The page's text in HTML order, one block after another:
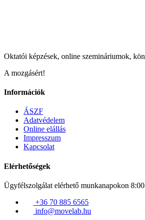
Oktatói képzések, online szemináriumok,
A mozgásért!
Információk
ÁSZF
Adatvédelem
Online elállás
Impresszum
Kapcsolat
Elérhetőségek
Ügyfélszolgálat elérhető munkanapokon
+36 70 885 6565
info@movelab.hu